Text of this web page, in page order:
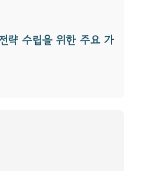
략 수립을 위한 주요 가